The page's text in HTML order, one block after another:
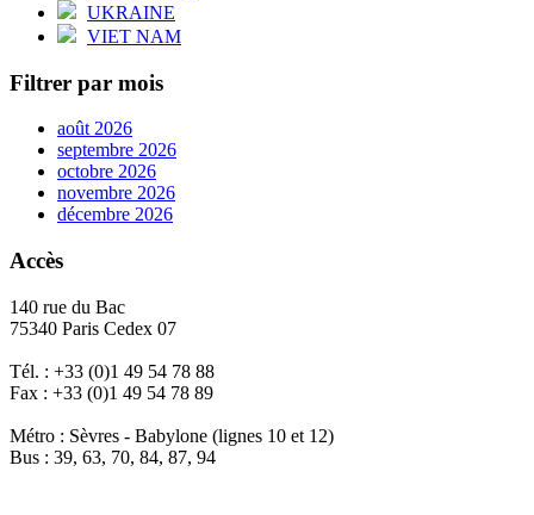
UKRAINE
VIET NAM
Filtrer par mois
août 2026
septembre 2026
octobre 2026
novembre 2026
décembre 2026
Accès
140 rue du Bac
75340 Paris Cedex 07
Tél. : +33 (0)1 49 54 78 88
Fax : +33 (0)1 49 54 78 89
Métro : Sèvres - Babylone (lignes 10 et 12)
Bus : 39, 63, 70, 84, 87, 94